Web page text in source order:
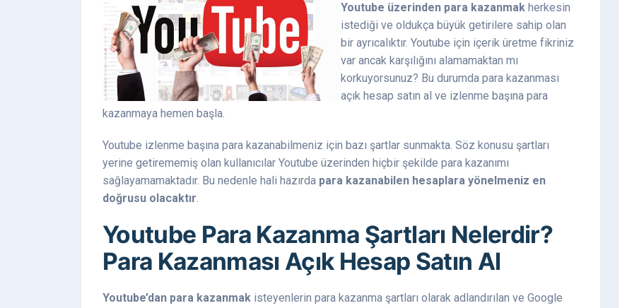
Youtube üzerinden para kazanmak herkesin
istediği ve oldukça büyük getirilere sahip olan
bir ayrıcalıktır. Youtube için içerik üretme fikriniz
var ancak karşılığını alamamaktan mı
korkuyorsunuz? Bu durumda para kazanması
açık hesap satın al ve izlenme başına para
kazanmaya hemen başla.
Youtube izlenme başına para kazanabilmeniz için bazı şartlar sunmakta. Söz konusu şartları
yerine getirememiş olan kullanıcılar Youtube üzerinden hiçbir şekilde para kazanımı
sağlayamamaktadır. Bu nedenle hali hazırda para kazanabilen hesaplara yönelmeniz en
doğrusu olacaktır.
Youtube Para Kazanma Şartları Nelerdir?
Para Kazanması Açık Hesap Satın Al
Youtube’dan para kazanmak isteyenlerin para kazanma şartları olarak adlandırılan ve Google